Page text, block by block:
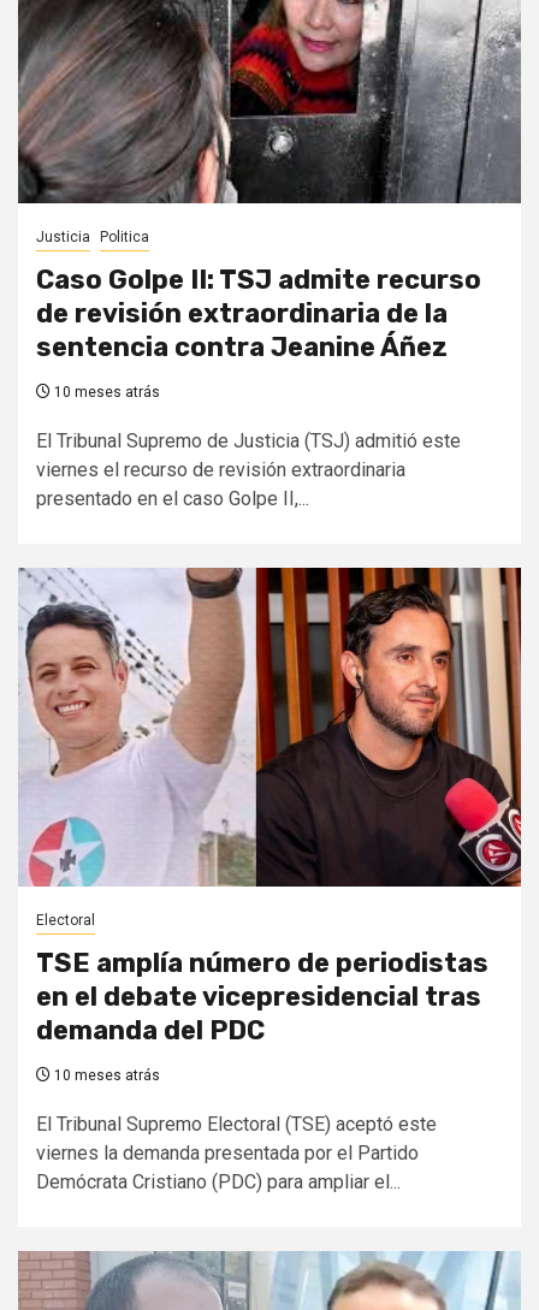
Justicia Politica
Caso Golpe II: TSJ admite recurso
de revisión extraordinaria de la
sentencia contra Jeanine Áñez
10 meses atrás
El Tribunal Supremo de Justicia (TSJ) admitió este
viernes el recurso de revisión extraordinaria
presentado en el caso Golpe II,...
Electoral
TSE amplía número de periodistas
en el debate vicepresidencial tras
demanda del PDC
10 meses atrás
El Tribunal Supremo Electoral (TSE) aceptó este
viernes la demanda presentada por el Partido
Demócrata Cristiano (PDC) para ampliar el...